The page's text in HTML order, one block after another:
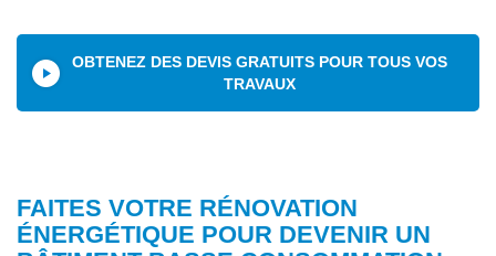
OBTENEZ DES DEVIS GRATUITS POUR TOUS VOS
TRAVAUX
FAITES VOTRE RÉNOVATION
ÉNERGÉTIQUE POUR DEVENIR UN